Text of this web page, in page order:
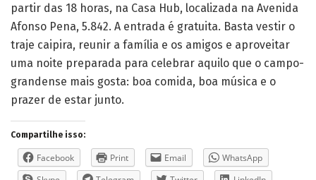
partir das 18 horas, na Casa Hub, localizada na Avenida
Afonso Pena, 5.842. A entrada é gratuita. Basta vestir o
traje caipira, reunir a família e os amigos e aproveitar
uma noite preparada para celebrar aquilo que o campo-
grandense mais gosta: boa comida, boa música e o
prazer de estar junto.
Compartilhe isso:
Facebook Print Email
WhatsApp